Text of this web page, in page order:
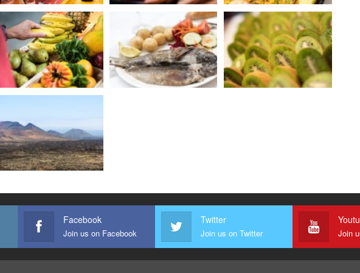
Facebook
Join us on Facebook
Twitter
Join us on Twitter Join